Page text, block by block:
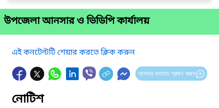
উপজেলা আনসার ও ভিডিপি কার্যালয়
এই কনটেন্টটি শেয়ার করতে ক্লিক করুন
আপনার মতামত প্রদান করুন
নোটিশ